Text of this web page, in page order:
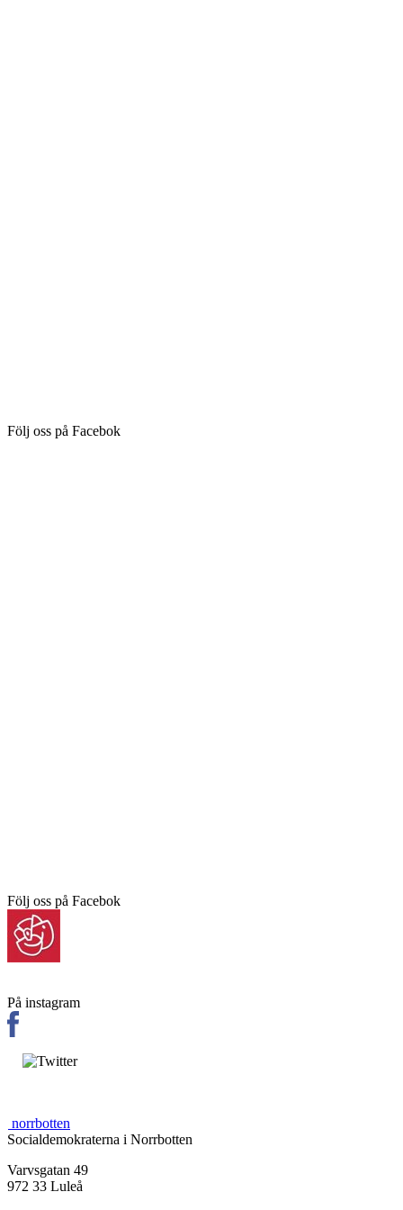
Följ oss på Facebok
Följ oss på Facebok
På instagram
norrbotten
Socialdemokraterna i Norrbotten
Varvsgatan 49
972 33 Luleå